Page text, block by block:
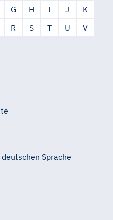
G H I J
K
R S T U
V
Sprache